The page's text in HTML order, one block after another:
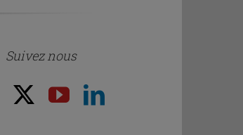
Suivez nous